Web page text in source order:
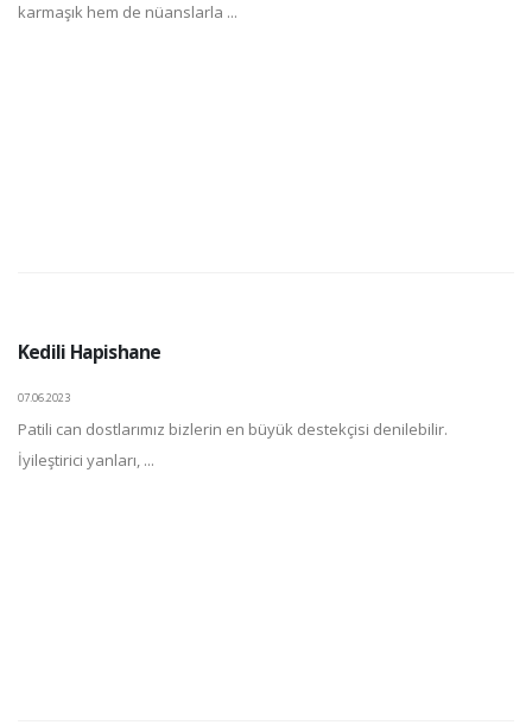
karmaşık hem de nüanslarla ...
Kedili Hapishane
07.06.2023
Patili can dostlarımız bizlerin en büyük destekçisi denilebilir.
İyileştirici yanları, ...